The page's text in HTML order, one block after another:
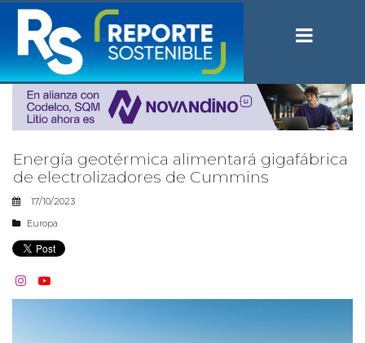
Energía geotérmica alimentará gigafábrica
de electrolizadores de Cummins
17/10/2023
Europa
 